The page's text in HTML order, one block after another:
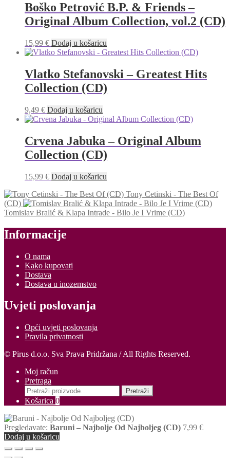
Boško Petrović B.P. & Friends –
Original Album Collection, vol.2 (CD)
15,99 € Dodaj u košaricu
Vlatko Stefanovski – Greatest Hits
Collection (CD)
9,49 € Dodaj u košaricu
Crvena Jabuka – Original Album
Collection (CD)
15,99 € Dodaj u košaricu
Tony Cetinski - The Best Of
(CD)
Tomislav Bralić & Klapa Intrade - Bilo Je I Vrime (CD)
Informacije
O nama
Kako kupovati
Dostava
Dostava u inozemstvo
Uvjeti poslovanja
Opći uvjeti poslovanja
Pravila privatnosti
© Pirus d.o.o. Sva Prava Pridržana / All Rights Reserved.
Moj račun
Pretraga
Pretraži:
Pretraži
Košarica 0
Pregledavate: Baruni – Najbolje Od Najboljeg (CD) 7,99 €
Dodaj u košaricu